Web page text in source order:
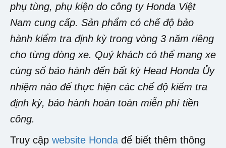
phụ tùng, phụ kiện do công ty Honda Việt
Nam cung cấp. Sản phẩm có chế độ bảo
hành kiểm tra định kỳ trong vòng 3 năm riêng
cho từng dòng xe. Quý khách có thể mang xe
cùng sổ bảo hành đến bất kỳ Head Honda Ủy
nhiệm nào để thực hiện các chế độ kiểm tra
định kỳ, bảo hành hoàn toàn miễn phí tiền
công.
Truy cập website Honda để biết thêm thông